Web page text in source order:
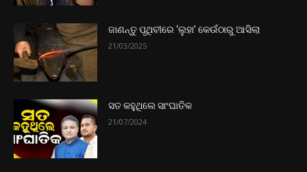
ଜାଣନ୍ତୁ ପୃଥିବୀରେ ‘ଲୁହା’ କେଉଁଠାରୁ ଆସିଲା
21/03/2025
ସତ କହୁଥିଲେ ସାଂଘାତିକ
21/07/2024